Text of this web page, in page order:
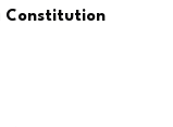
Constitution